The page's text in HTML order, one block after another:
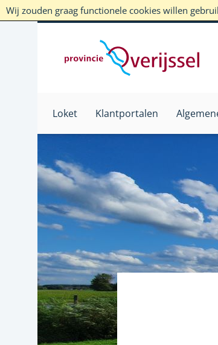
Wij zouden graag functionele cookies willen
Loket Klantportalen